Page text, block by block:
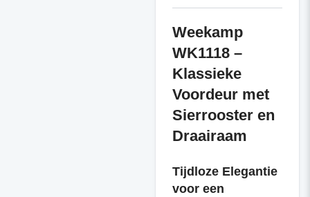
Weekamp
WK1118 –
Klassieke
Voordeur met
Sierrooster en
Draairaam
Tijdloze Elegantie
voor een